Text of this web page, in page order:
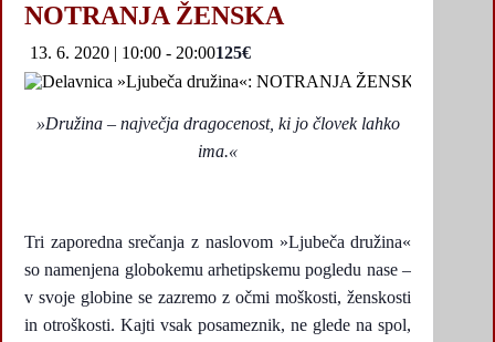
NOTRANJA ŽENSKA
13. 6. 2020 | 10:00 - 20:00125€
»Družina – največja dragocenost, ki jo človek lahko
ima.«
Tri zaporedna srečanja z naslovom »Ljubeča družina«
so namenjena globokemu arhetipskemu pogledu nase –
v svoje globine se zazremo z očmi moškosti, ženskosti
in otroškosti. Kajti vsak posameznik, ne glede na spol,